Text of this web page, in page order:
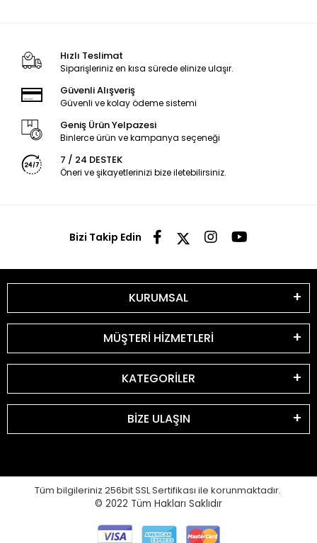
Hızlı Teslimat
Siparişleriniz en kısa sürede elinize ulaşır.
Güvenli Alışveriş
Güvenli ve kolay ödeme sistemi
Geniş Ürün Yelpazesi
Binlerce ürün ve kampanya seçeneği
7 / 24 DESTEK
Öneri ve şikayetlerinizi bize iletebilirsiniz.
Bizi Takip Edin
KURUMSAL
MÜŞTERİ HİZMETLERİ
KATEGORİLER
BİZE ULAŞIN
Tüm bilgileriniz 256bit SSL Sertifikası ile korunmaktadır.
© 2022 Tüm Hakları Saklıdır